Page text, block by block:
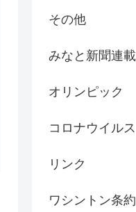
その他
みなと新聞連載
オリンピック
コロナウイルス
リンク
ワシントン条約